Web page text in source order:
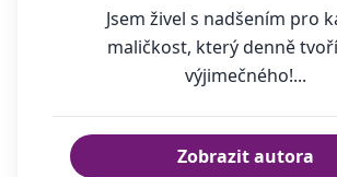
Jsem živel s nadšením pro
maličkost, který denně
výjimečného!...
Zobrazit autora